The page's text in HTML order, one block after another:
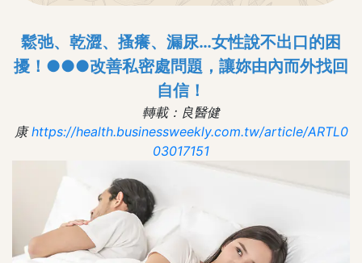
鬆弛、乾澀、搔癢、漏尿…女性說不出口的困
擾！●●●改善私密處問題，讓妳由內而外找回
自信！
轉載：良醫健
康https://health.businessweekly.com.tw/article/ARTL0
03017151